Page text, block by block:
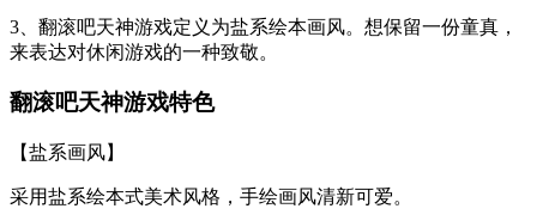
3、翻滚吧天神游戏定义为盐系绘本画风。想保留一份童真，
来表达对休闲游戏的一种致敬。
翻滚吧天神游戏特色
【盐系画风】
采用盐系绘本式美术风格，手绘画风清新可爱。